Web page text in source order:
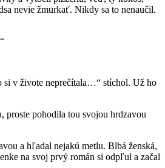
nevie žmurkať. Nikdy sa to nenaučil.
si v živote neprečítala…“ stíchol. Už ho
proste pohodila tou svojou hrdzavou
a hľadal nejakú metlu. Blbá ženská,
na svoj prvý román si odpľul a začal